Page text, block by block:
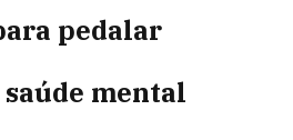
pedalar
mental